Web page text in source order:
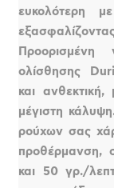
ευκολότερη
ολίσθησης
και
μέγιστη
ρούχων σας
προθέρμανση,
και 50 γρ./